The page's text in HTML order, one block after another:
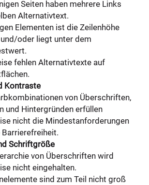
Seiten haben mehrere Links
Alternativtext.
Elementen ist die Zeilenhöhe
oder liegt unter dem
fehlen Alternativtexte auf
Kontraste
von Überschriften,
und Hintergründen erfüllen
nicht die Mindestanforderungen
Barrierefreiheit.
Schriftgröße
von Überschriften wird
nicht eingehalten.
sind zum Teil nicht groß